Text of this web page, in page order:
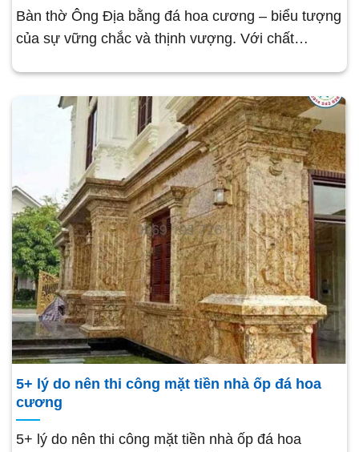
Bàn thờ Ông Địa bằng đá hoa cương – biểu tượng
của sự vững chắc và thịnh vượng. Với chất…
5+ lý do nên thi công mặt tiền nhà ốp đá hoa
cương
5+ lý do nên thi công mặt tiền nhà ốp đá hoa